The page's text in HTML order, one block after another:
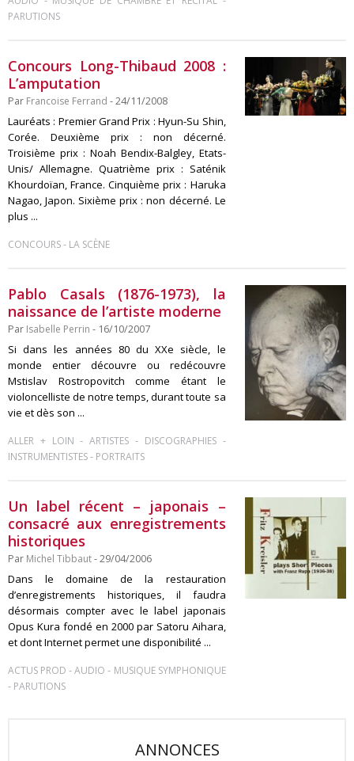
PARUTIONS
Concours Long-Thibaud 2008 :
L’amputation
Par Francoise Ferrand - 24/11/2008
Lauréats : Premier Grand Prix : Hyun-Su Shin,
Corée. Deuxième prix : non décerné.
Troisième prix : Noah Bendix-Balgley, Etats-
Unis/ Allemagne. Quatrième prix : Saténik
Khourdoïan, France. Cinquième prix : Haruka
Nagao, Japon. Sixième prix : non décerné. Le
plus ...
CONCOURS- LA SCÈNE
Pablo Casals (1876-1973), la
naissance de l’artiste moderne
Par Isabelle Perrin - 16/10/2007
Si dans les années 80 du XXe siècle, le
monde entier découvre ou redécouvre
Mstislav Rostropovitch comme étant le
violoncelliste de notre temps, durant toute sa
vie et dès son ...
ALLER + LOIN -ARTISTES - DISCOGRAPHIES-
INSTRUMENTISTES- PORTRAITS
Un label récent – japonais –
consacré aux enregistrements
historiques
Par Michel Tibbaut- 29/04/2006
Dans le domaine de la restauration
d’enregistrements historiques, il faudra
désormais compter avec le label japonais
Opus Kura fondé en 2000 par Satoru Aihara,
et dont Internet permet une disponibilité ...
ACTUS PROD -AUDIO - MUSIQUE SYMPHONIQUE
- PARUTIONS
ANNONCES